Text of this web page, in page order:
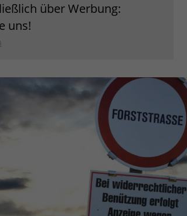
über Werbung:
uns!